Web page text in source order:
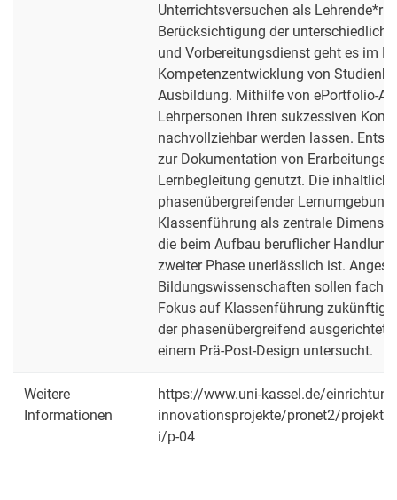
Unterrichtsversuchen als Lehrende*r
Berücksichtigung der
und Vorbereitungsdienst geht es im
Kompetenzentwicklung von
Ausbildung. Mithilfe von ePortfolio-
Lehrpersonen ihren sukzessiven
nachvollziehbar werden lassen.
zur Dokumentation von
Lernbegleitung genutzt. Die
phasenübergreifender
Klassenführung als zentrale
die beim Aufbau beruflicher
zweiter Phase unerlässlich ist.
Bildungswissenschaften sollen
Fokus auf Klassenführung zukünftig
der phasenübergreifend
einem Prä-Post-Design untersucht.
Weitere
Informationen
https://www.uni-kassel.de/
innovationsprojekte/pronet2/
i/p-04